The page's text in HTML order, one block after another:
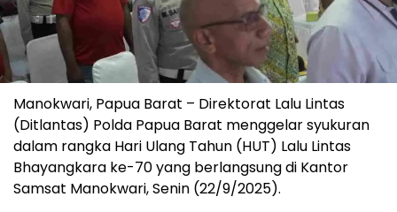
Manokwari, Papua Barat – Direktorat Lalu Lintas
(Ditlantas) Polda Papua Barat menggelar syukuran
dalam rangka Hari Ulang Tahun (HUT) Lalu Lintas
Bhayangkara ke-70 yang berlangsung di Kantor
Samsat Manokwari, Senin (22/9/2025).